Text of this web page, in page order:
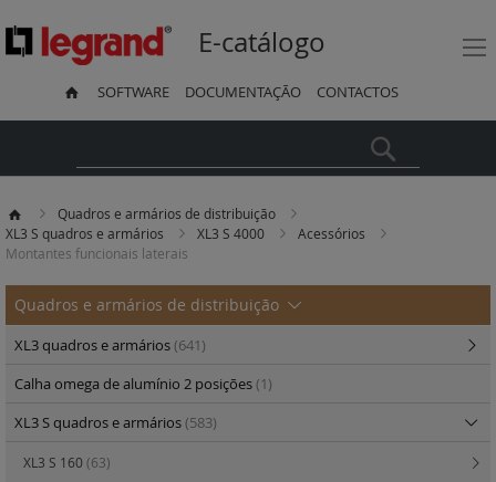
E-catálogo
SOFTWARE DOCUMENTAÇÃO CONTACTOS
Quadros e armários de distribuição
XL3 S quadros e armários
XL3 S 4000
Acessórios
Montantes funcionais laterais
Quadros e armários de distribuição
XL3 quadros e armários(641)
Calha omega de alumínio 2 posições(1)
XL3 S quadros e armários(583)
XL3 S 160 (63)